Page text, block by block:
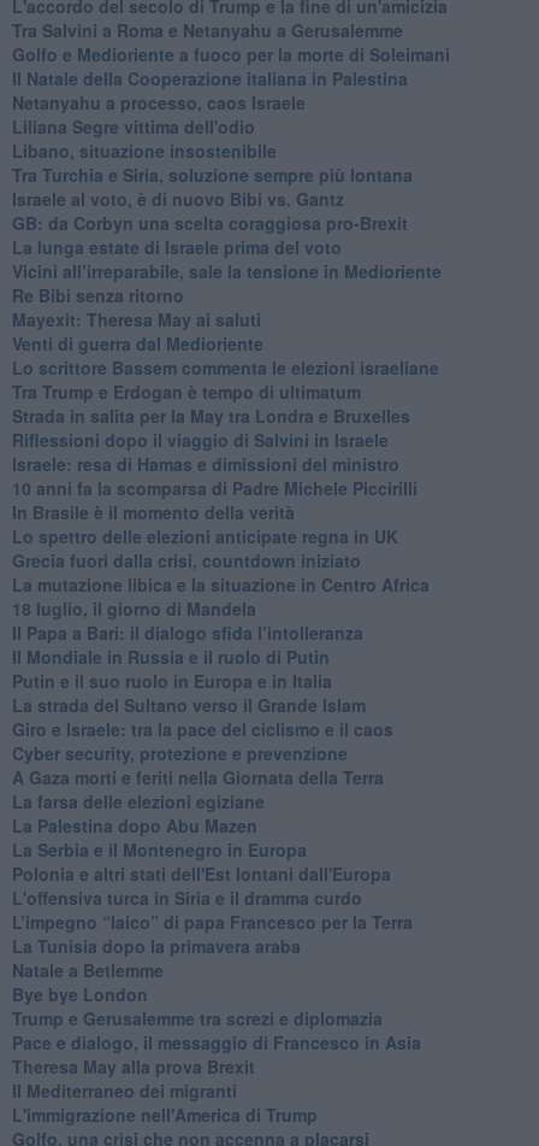
L'accordo del secolo di Trump e la fine di un'amicizia
Tra Salvini a Roma e Netanyahu a Gerusalemme
Golfo e Medioriente a fuoco per la morte di Soleimani
Il Natale della Cooperazione italiana in Palestina
Netanyahu a processo, caos Israele
Liliana Segre vittima dell'odio
Libano, situazione insostenibile
Tra Turchia e Siria, soluzione sempre più lontana
Israele al voto, è di nuovo Bibi vs. Gantz
GB: da Corbyn una scelta coraggiosa pro-Brexit
La lunga estate di Israele prima del voto
Vicini all’irreparabile, sale la tensione in Medioriente
Re Bibi senza ritorno
Mayexit: Theresa May ai saluti
Venti di guerra dal Medioriente
Lo scrittore Bassem commenta le elezioni israeliane
Tra Trump e Erdogan è tempo di ultimatum
Strada in salita per la May tra Londra e Bruxelles
Riflessioni dopo il viaggio di Salvini in Israele
Israele: resa di Hamas e dimissioni del ministro
10 anni fa la scomparsa di Padre Michele Piccirilli
In Brasile è il momento della verità
Lo spettro delle elezioni anticipate regna in UK
Grecia fuori dalla crisi, countdown iniziato
La mutazione libica e la situazione in Centro Africa
18 luglio, il giorno di Mandela
Il Papa a Bari: il dialogo sfida l’intolleranza
Il Mondiale in Russia e il ruolo di Putin
Putin e il suo ruolo in Europa e in Italia
La strada del Sultano verso il Grande Islam
Giro e Israele: tra la pace del ciclismo e il caos
Cyber security, protezione e prevenzione
A Gaza morti e feriti nella Giornata della Terra
La farsa delle elezioni egiziane
La Palestina dopo Abu Mazen
La Serbia e il Montenegro in Europa
Polonia e altri stati dell'Est lontani dall'Europa
L'offensiva turca in Siria e il dramma curdo
L’impegno “laico” di papa Francesco per la Terra
La Tunisia dopo la primavera araba
Natale a Betlemme
Bye bye London
Trump e Gerusalemme tra screzi e diplomazia
Pace e dialogo, il messaggio di Francesco in Asia
Theresa May alla prova Brexit
Il Mediterraneo dei migranti
L'immigrazione nell'America di Trump
Golfo, una crisi che non accenna a placarsi